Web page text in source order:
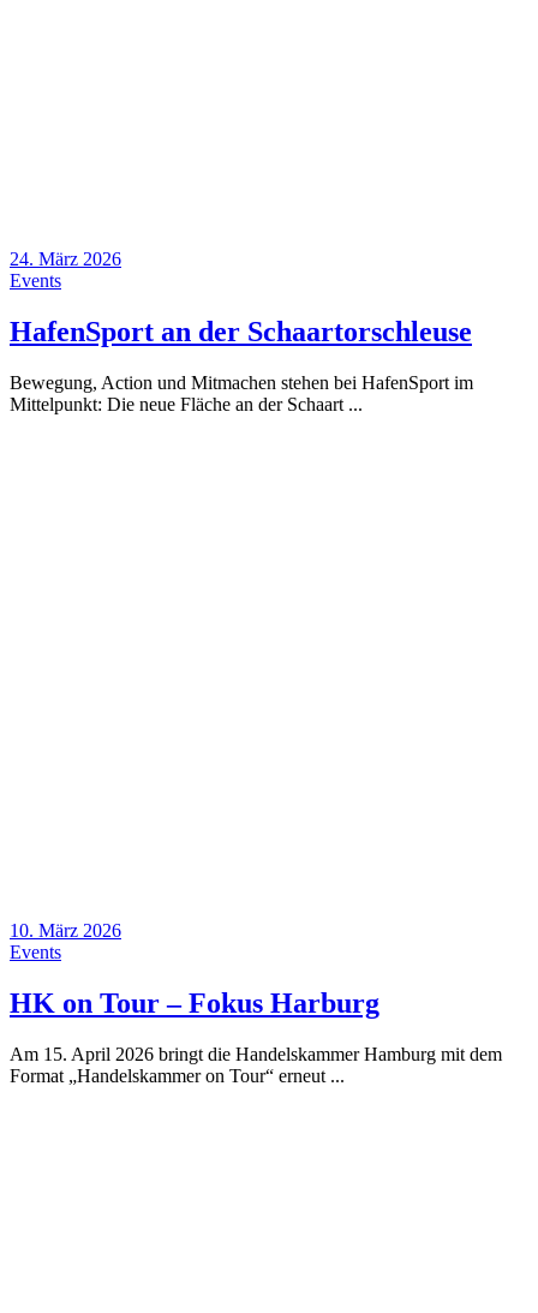
24. März 2026
Events
HafenSport an der Schaartorschleuse
Bewegung, Action und Mitmachen stehen bei HafenSport im
Mittelpunkt: Die neue Fläche an der Schaart
10. März 2026
Events
HK on Tour – Fokus Harburg
Am 15. April 2026 bringt die Handelskammer Hamburg mit dem
Format „Handelskammer on Tour“ erneut